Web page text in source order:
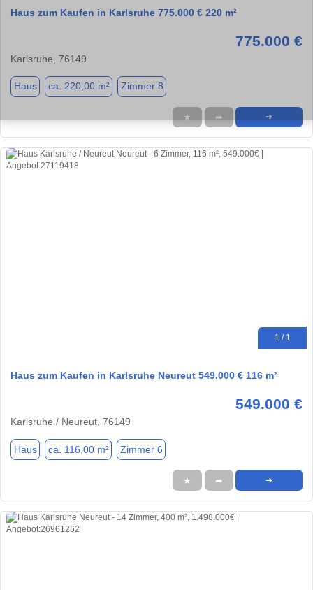
Haus zum Kaufen in Karlsruhe 775.000 € 220 m²
775.000 €
Karlsruhe, 76149
Haus ca. 220,00 m² Zimmer 8
★ ➦ ➜
1 / 1
Haus zum Kaufen in Karlsruhe Neureut 549.000 € 116 m²
549.000 €
Karlsruhe / Neureut, 76149
Haus ca. 116,00 m² Zimmer 6
★ ➦ ➜